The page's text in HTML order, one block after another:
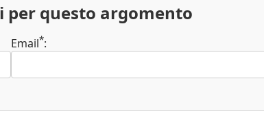
per questo argomento
Email*: